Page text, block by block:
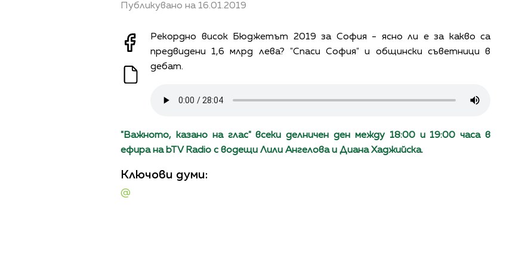
Публикувано на 16.01.2019
Рекордно висок Бюджетът 2019 за София - ясно ли е за какво са
предвидени 1,6 млрд лева? "Спаси София" и общински съветници в
дебат.
"Вaжното, казано на глас" всеки делничен ден между 18:00 и 19:00 часа в
ефира на bTV Radio с водещи Лили Ангелова и Диана Хаджийска.
Ключови думи:
@